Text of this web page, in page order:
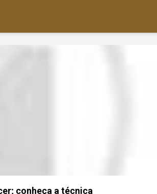
conheça a técnica